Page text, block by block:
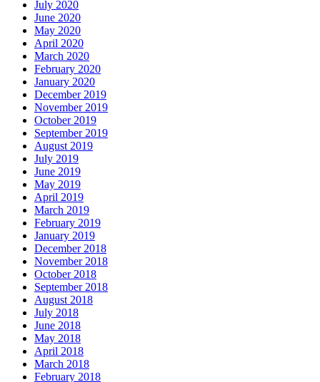
July 2020
June 2020
May 2020
April 2020
March 2020
February 2020
January 2020
December 2019
November 2019
October 2019
September 2019
August 2019
July 2019
June 2019
May 2019
April 2019
March 2019
February 2019
January 2019
December 2018
November 2018
October 2018
September 2018
August 2018
July 2018
June 2018
May 2018
April 2018
March 2018
February 2018